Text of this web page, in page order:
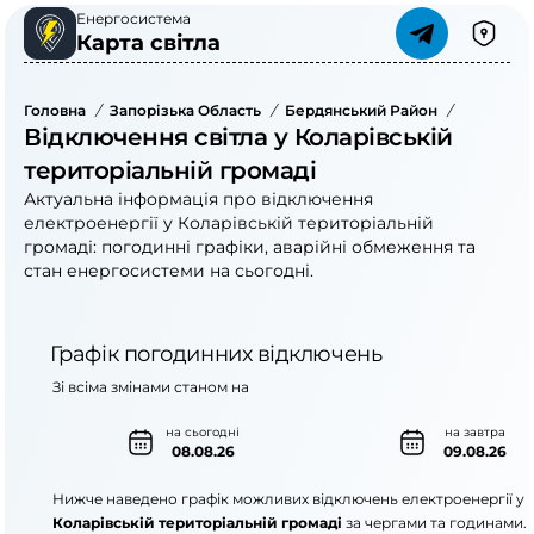
Енергосистема
Карта світла
Головна / Запорізька Область / Бердянський Район /
Відключення світла у Коларівській
територіальній громаді
Актуальна інформація про відключення
електроенергії у Коларівській територіальній
громаді: погодинні графіки, аварійні обмеження та
стан енергосистеми на сьогодні.
Графік погодинних відключень
на сьогодні
08.08.26
на завтра
09.08.26
Зі всіма змінами станом на
Нижче наведено графік можливих відключень електроенергії у
Коларівській територіальній громаді за чергами та годинами.